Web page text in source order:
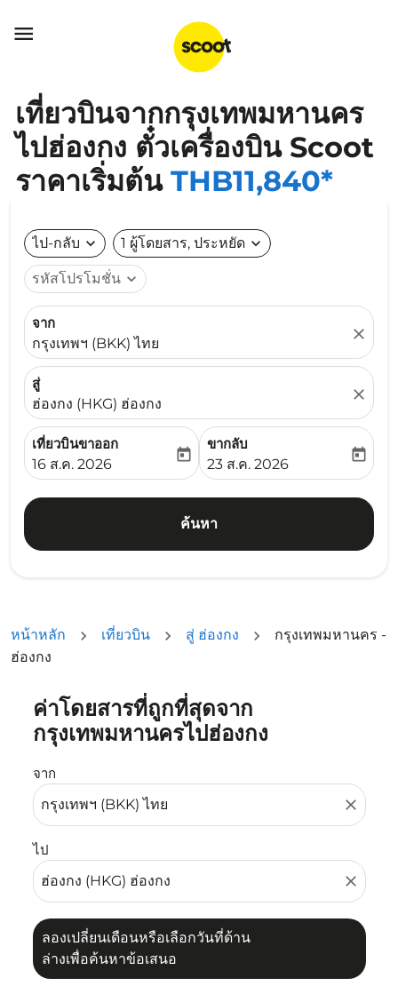

เที่ยวบินจากกรุงเทพมหานคร
ไปฮ่องกง ตั๋วเครื่องบิน Scoot
ราคาเริ่มต้น THB11,840*
ไป-กลับ expand_more 1 ผู้โดยสาร, ประหยัด expand_more
รหัสโปรโมชั่น expand_more
จาก
กรุงเทพฯ (BKK) ไทย
close
สู่
ฮ่องกง (HKG) ฮ่องกง
close
เที่ยวบินขาออก
fc-booking-departure-date-aria-label
16 ส.ค. 2026
today
ขากลับ
fc-booking-return-date-
23 ส.ค. 2026
today
ค้นหา
หน้าหลัก เที่ยวบิน สู่ ฮ่องกง
กรุงเทพมหานคร -
ฮ่องกง
ค่าโดยสารที่ถูกที่สุดจาก
กรุงเทพมหานครไปฮ่องกง
จาก
close
ไป
close
ลองเปลี่ยนเดือนหรือเลือกวันที่ด้าน
ล่างเพื่อค้นหาข้อเสนอ
ลองเปลี่ยนเดือนหรือเลือกวันที่ด้านล่างเพื่อค้นหาข้อเสนอ